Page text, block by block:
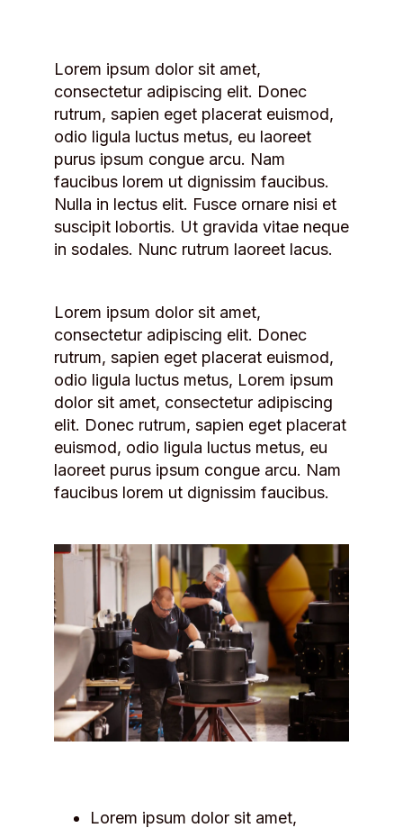
Lorem ipsum dolor sit amet,
consectetur adipiscing elit. Donec
rutrum, sapien eget placerat euismod,
odio ligula luctus metus, eu laoreet
purus ipsum congue arcu. Nam
faucibus lorem ut dignissim faucibus.
Nulla in lectus elit. Fusce ornare nisi et
suscipit lobortis. Ut gravida vitae neque
in sodales. Nunc rutrum laoreet lacus.
Lorem ipsum dolor sit amet,
consectetur adipiscing elit. Donec
rutrum, sapien eget placerat euismod,
odio ligula luctus metus, Lorem ipsum
dolor sit amet, consectetur adipiscing
elit. Donec rutrum, sapien eget placerat
euismod, odio ligula luctus metus, eu
laoreet purus ipsum congue arcu. Nam
faucibus lorem ut dignissim faucibus.
Lorem ipsum dolor sit amet,